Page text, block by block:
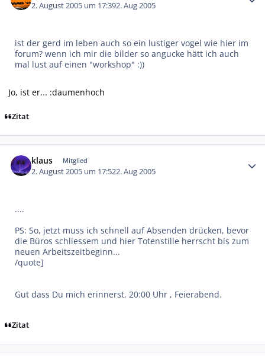
2. August 2005 um 17:392. Aug 2005
ist der gerd im leben auch so ein lustiger vogel wie hier im
forum? wenn ich mir die bilder so angucke hätt ich auch
mal lust auf einen "workshop" :))
Jo, ist er... :daumenhoch
Zitat
klaus Mitglied
2. August 2005 um 17:522. Aug 2005
....
PS: So, jetzt muss ich schnell auf Absenden drücken, bevor
die Büros schliessem und hier Totenstille herrscht bis zum
neuen Arbeitszeitbeginn...
/quote]
Gut dass Du mich erinnerst. 20:00 Uhr , Feierabend.
Zitat